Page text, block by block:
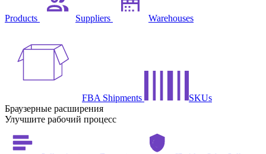
Products Suppliers Warehouses
FBA Shipments
SKUs
Браузерные расширения
Улучшите рабочий процесс